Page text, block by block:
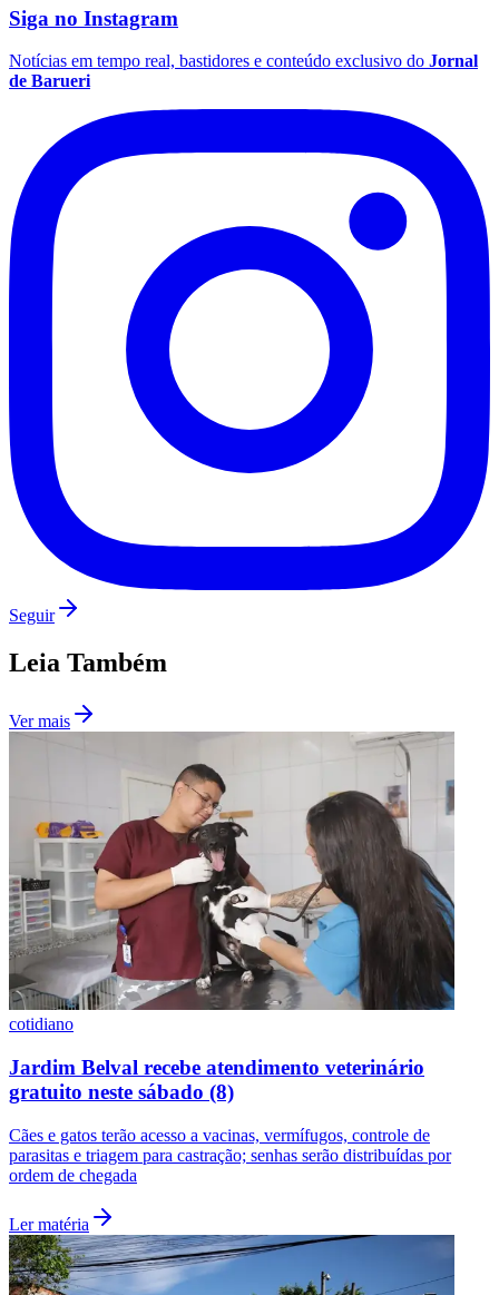
Santos
Flamengo
Siga no Instagram
Notícias em tempo real, bastidores e conteúdo exclusivo do Jornal
de Barueri
Seguir
Leia Também
Ver mais
cotidiano
Jardim Belval recebe atendimento veterinário
gratuito neste sábado (8)
Cães e gatos terão acesso a vacinas, vermífugos, controle de
parasitas e triagem para castração; senhas serão distribuídas por
ordem de chegada
Ler matéria